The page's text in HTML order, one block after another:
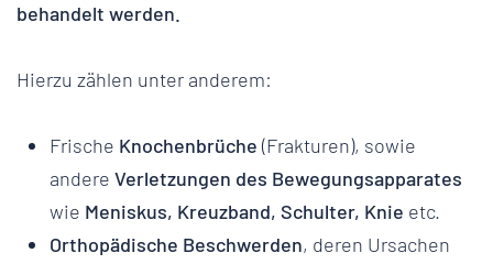
behandelt werden.
Hierzu zählen unter anderem:
Frische Knochenbrüche (Frakturen), sowie
andere Verletzungen des Bewegungsapparates
wie Meniskus, Kreuzband, Schulter, Knie etc.
Orthopädische Beschwerden, deren Ursachen